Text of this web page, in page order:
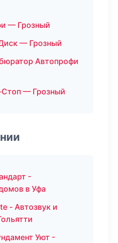
— Грозный
— Грозный
Автопрофи
— Грозный
-
в Уфа
- Автозвук и
Уют -